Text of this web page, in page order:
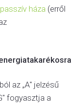
passzív háza (erről
az „A" jelzésű
fogyasztja a